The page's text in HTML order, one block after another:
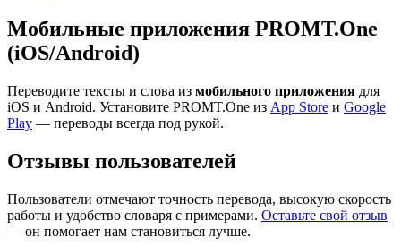
Мобильные приложения PROMT.One
(iOS/Android)
Переводите тексты и слова из мобильного приложения для
iOS и Android. Установите PROMT.One из App Store и Google
Play — переводы всегда под рукой.
Отзывы пользователей
Пользователи отмечают точность перевода, высокую скорость
работы и удобство словаря с примерами. Оставьте свой отзыв
— он помогает нам становиться лучше.